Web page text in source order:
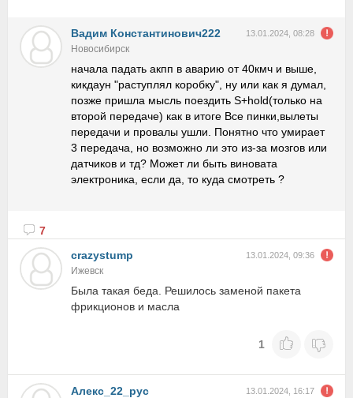
Вадим Константинович222 13.01.2024, 08:28
Новосибирск
начала падать акпп в аварию от 40кмч и выше,
кикдаун "раступлял коробку", ну или как я думал,
позже пришла мысль поездить S+hold(только на
второй передаче) как в итоге Все пинки,вылеты
передачи и провалы ушли. Понятно что умирает
3 передача, но возможно ли это из-за мозгов или
датчиков и тд? Может ли быть виновата
электроника, если да, то куда смотреть ?
7
crazystump
13.01.2024, 09:36
Ижевск
Была такая беда. Решилось заменой пакета
фрикционов и масла
1
Алекс_22_рус 13.01.2024, 16:17